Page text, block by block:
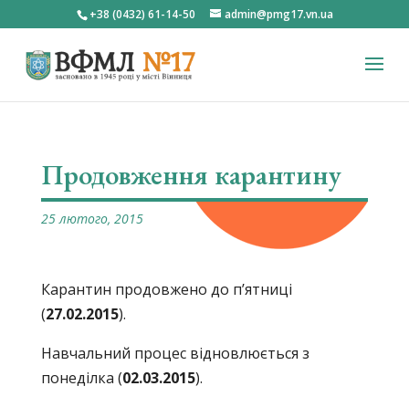
+38 (0432) 61-14-50 admin@pmg17.vn.ua
Продовження карантину
25 лютого, 2015
Карантин продовжено до п’ятниці
(27.02.2015).
Навчальний процес відновлюється з
понеділка (02.03.2015).